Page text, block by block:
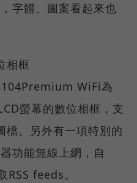
字體、圖案看起來也
相框
WiFi為
螢幕的數位相框，支
檔。另外有一項特別的
功能無線上網，自
RSS feeds。